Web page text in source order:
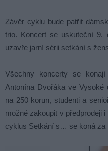
Závěr cyklu bude patřit
trio. Koncert se uskuteční 9.
uzavře jarní sérii setkání s
Všechny koncerty se
Antonína Dvořáka ve
na 250 korun, studenti a
možné zakoupit v předprodeji
cyklus Setkání s… se koná za